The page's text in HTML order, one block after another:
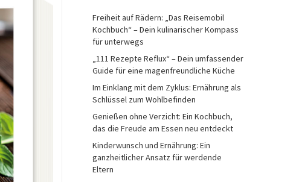
Freiheit auf Rädern: „Das Reisemobil
Kochbuch“ – Dein kulinarischer Kompass
für unterwegs
„111 Rezepte Reflux“ – Dein umfassender
Guide für eine magenfreundliche Küche
Im Einklang mit dem Zyklus: Ernährung als
Schlüssel zum Wohlbefinden
Genießen ohne Verzicht: Ein Kochbuch,
das die Freude am Essen neu entdeckt
Kinderwunsch und Ernährung: Ein
ganzheitlicher Ansatz für werdende
Eltern